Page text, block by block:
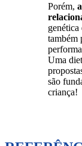
Porém,
genética
também
Uma
são
criança!